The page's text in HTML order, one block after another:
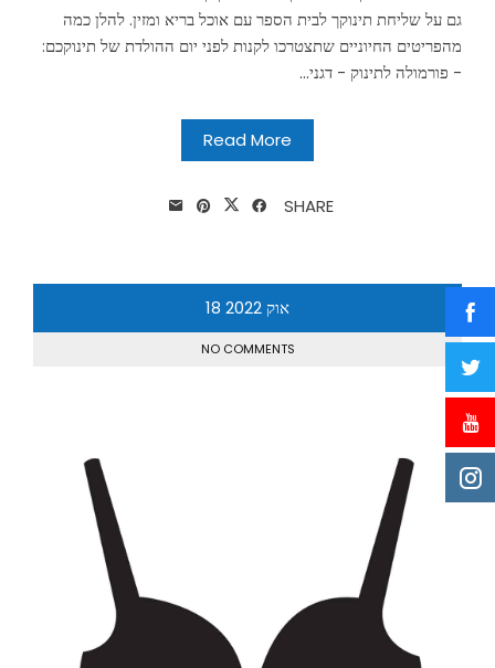
גם על שליחת תינוקך לבית הספר עם אוכל בריא ומזין. להלן כמה
מהפריטים החיוניים שתצטרכו לקנות לפני יום ההולדת של תינוקכם:
- פורמולה לתינוק - דגני...
Read More
SHARE
אוק 18 2022
NO COMMENTS